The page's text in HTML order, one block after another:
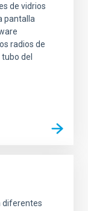
de vidrios
pantalla
radios de
del
diferentes